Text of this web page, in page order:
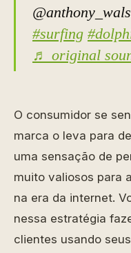
#surfing
♬ original
O consumidor se
marca o leva para
uma sensação de
muito valiosos para
na era da internet.
nessa estratégia
clientes usando